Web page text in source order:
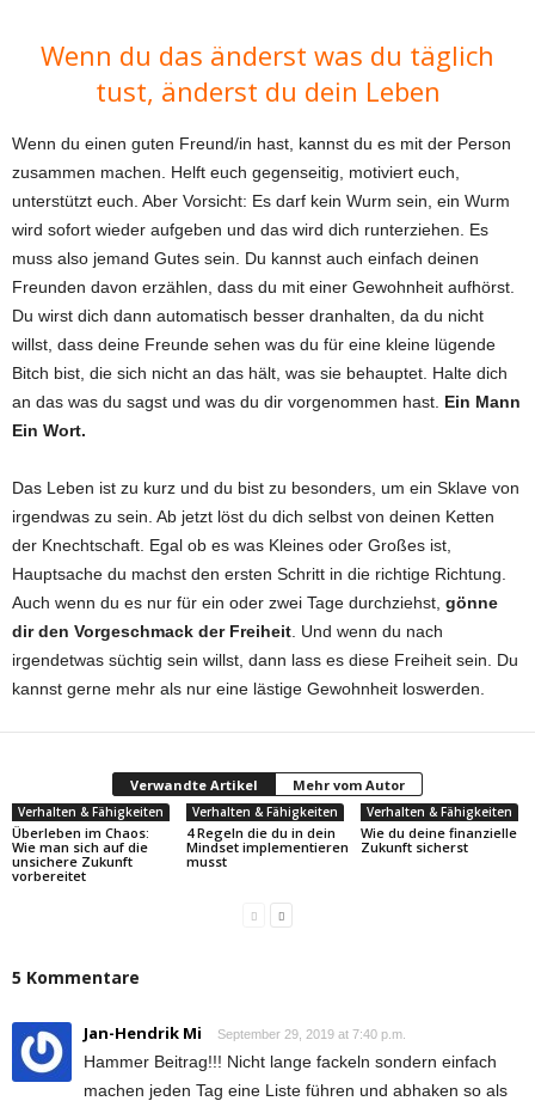
Wenn du das änderst was du täglich
tust, änderst du dein Leben
Wenn du einen guten Freund/in hast, kannst du es mit der Person
zusammen machen. Helft euch gegenseitig, motiviert euch,
unterstützt euch. Aber Vorsicht: Es darf kein Wurm sein, ein Wurm
wird sofort wieder aufgeben und das wird dich runterziehen. Es
muss also jemand Gutes sein. Du kannst auch einfach deinen
Freunden davon erzählen, dass du mit einer Gewohnheit aufhörst.
Du wirst dich dann automatisch besser dranhalten, da du nicht
willst, dass deine Freunde sehen was du für eine kleine lügende
Bitch bist, die sich nicht an das hält, was sie behauptet. Halte dich
an das was du sagst und was du dir vorgenommen hast. Ein Mann
Ein Wort.
Das Leben ist zu kurz und du bist zu besonders, um ein Sklave von
irgendwas zu sein. Ab jetzt löst du dich selbst von deinen Ketten
der Knechtschaft. Egal ob es was Kleines oder Großes ist,
Hauptsache du machst den ersten Schritt in die richtige Richtung.
Auch wenn du es nur für ein oder zwei Tage durchziehst, gönne
dir den Vorgeschmack der Freiheit . Und wenn du nach
irgendetwas süchtig sein willst, dann lass es diese Freiheit sein. Du
kannst gerne mehr als nur eine lästige Gewohnheit loswerden.
Verwandte Artikel Mehr vom Autor
Verhalten & Fähigkeiten
Überleben im Chaos:
Wie man sich auf die
unsichere Zukunft
vorbereitet
Verhalten & Fähigkeiten
4 Regeln die du in dein
Mindset implementieren
musst
Verhalten & Fähigkeiten
Wie du deine finanzielle
Zukunft sicherst
5 Kommentare
Jan-Hendrik Mi September 29, 2019 at 7:40 p.m.
Hammer Beitrag!!! Nicht lange fackeln sondern einfach
machen jeden Tag eine Liste führen und abhaken so als